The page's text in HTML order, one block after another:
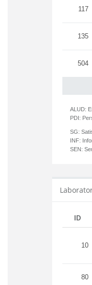
117
135
504
ALUD:
PDI:
SG:
INF:
SEN:
ID
10
80